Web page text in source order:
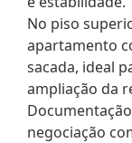
No piso
apartamento
sacada, ideal
ampliação da
negociação